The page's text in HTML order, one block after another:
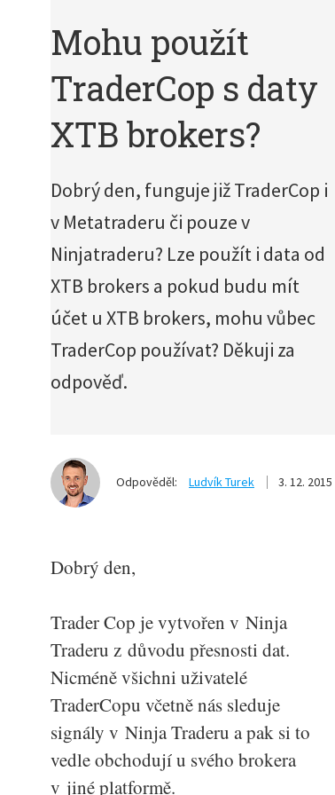
Mohu použít
TraderCop s daty
XTB brokers?
Dobrý den, funguje již TraderCop i
v Metatraderu či pouze v
Ninjatraderu? Lze použít i data od
XTB brokers a pokud budu mít
účet u XTB brokers, mohu vůbec
TraderCop používat? Děkuji za
odpověď.
Odpověděl: Ludvík Turek 3. 12. 2015
Dobrý den,
Trader Cop je vytvořen v Ninja
Traderu z důvodu přesnosti dat.
Nicméně všichni uživatelé
TraderCopu včetně nás sleduje
signály v Ninja Traderu a pak si to
vedle obchodují u svého brokera
v jiné platformě.